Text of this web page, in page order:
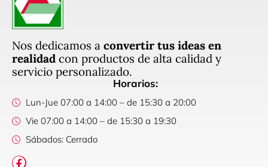
Nos dedicamos a convertir tus ideas en
realidad con productos de alta calidad y
servicio personalizado.
Horarios:
Lun-Jue 07:00 a 14:00 – de 15:30 a 20:00
Vie 07:00 a 14:00 – de 15:30 a 19:30
Sábados: Cerrado